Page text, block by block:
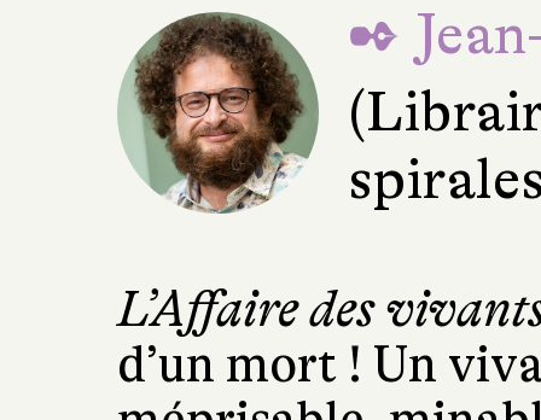
✒
L’Affaire des
d’un mort ! Un